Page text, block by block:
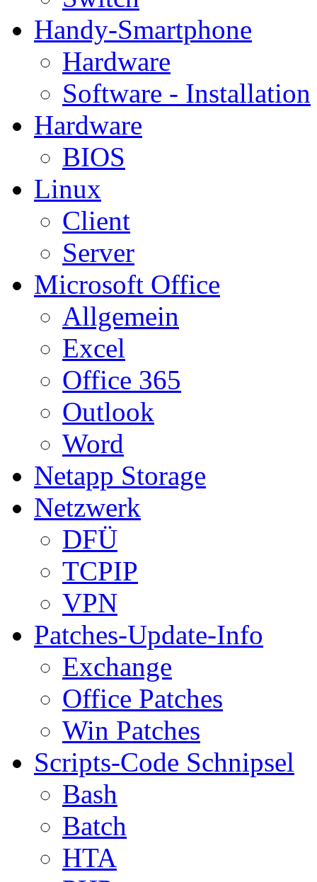
Handy-Smartphone
Hardware
Software - Installation
Hardware
BIOS
Linux
Client
Server
Microsoft Office
Allgemein
Excel
Office 365
Outlook
Word
Netapp Storage
Netzwerk
DFÜ
TCPIP
VPN
Patches-Update-Info
Exchange
Office Patches
Win Patches
Scripts-Code Schnipsel
Bash
Batch
HTA